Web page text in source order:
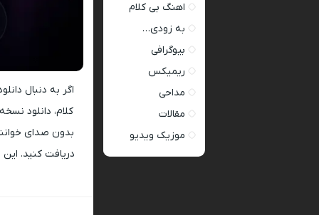
اگر به دنبال
کلام، دانلود
بدون صدای
دریافت کنید. این
اهنگ بی کلام
به زودی…
بیوگرافی
ریمیکس
مداحی
مقالات
موزیک ویدیو